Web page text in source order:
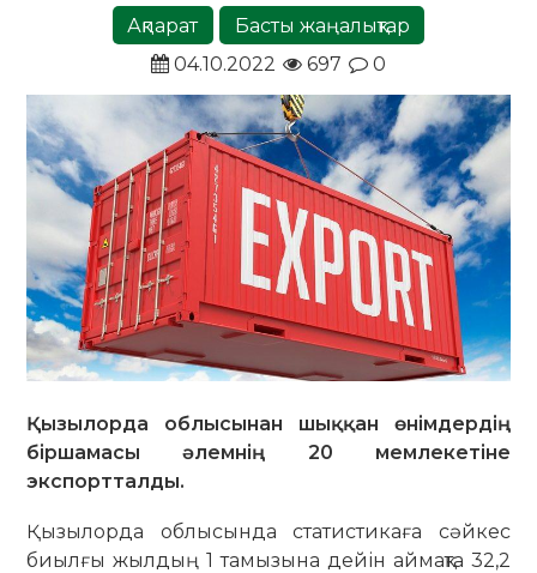
Ақпарат
Басты жаңалықтар
04.10.2022
697 0
Қызылорда облысынан шыққан өнімдердің
біршамасы әлемнің 20 мемлекетіне
экспортталды.
Қызылорда облысында статистикаға сәйкес
биылғы жылдың 1 тамызына дейін аймақта 32,2